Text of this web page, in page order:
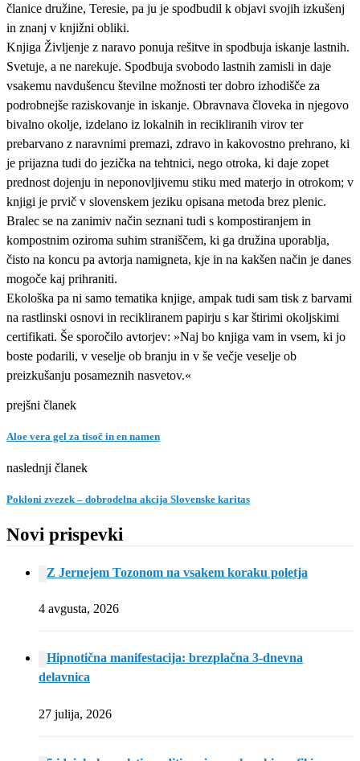
članice družine, Teresie, pa ju je spodbudil k objavi svojih izkušenj
in znanj v knjižni obliki.
Knjiga Življenje z naravo ponuja rešitve in spodbuja iskanje lastnih.
Svetuje, a ne narekuje. Spodbuja svobodo lastnih zamisli in daje
vsakemu navdušencu številne možnosti ter dobro izhodišče za
podrobnejše raziskovanje in iskanje. Obravnava človeka in njegovo
bivalno okolje, izdelano iz lokalnih in recikliranih virov ter
prebarvano z naravnimi premazi, zdravo in kakovostno prehrano, ki
je prijazna tudi do jezička na tehtnici, nego otroka, ki daje zopet
prednost dojenju in neponovljivemu stiku med materjo in otrokom; v
knjigi je prvič v slovenskem jeziku opisana metoda brez plenic.
Bralec se na zanimiv način seznani tudi s kompostiranjem in
kompostnim oziroma suhim straniščem, ki ga družina uporablja,
čisto na koncu pa avtorja namigneta, kje in na kakšen način je danes
mogoče kaj prihraniti.
Ekološka pa ni samo tematika knjige, ampak tudi sam tisk z barvami
na rastlinski osnovi in recikliranem papirju s kar štirimi okoljskimi
certifikati. Še sporočilo avtorjev: »Naj bo knjiga vam in vsem, ki jo
boste podarili, v veselje ob branju in v še večje veselje ob
preizkušanju posameznih nasvetov.«
prejšni članek
Aloe vera gel za tisoč in en namen
naslednji članek
Pokloni zvezek – dobrodelna akcija Slovenske karitas
Novi prispevki
Z Jernejem Tozonom na vsakem koraku poletja
4 avgusta, 2026
Hipnotična manifestacija: brezplačna 3-dnevna
delavnica
27 julija, 2026